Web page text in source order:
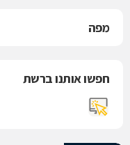
מפה
חפשו אותנו ברשת